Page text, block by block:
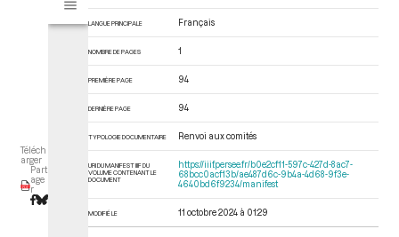
Téléch
arger
Part
age
r
s
i
LANGUE PRINCIPALE Français
NOMBRE DE PAGES 1
PREMIÈRE PAGE 94
DERNIÈRE PAGE 94
TYPOLOGIE DOCUMENTAIRE Renvoi aux comités
URI DU MANIFEST IIIF DU
VOLUME CONTENANT LE
DOCUMENT
https://iiif.persee.fr/b0e2cf11-597c-427d-8ac7-
68bcc0acf13b/ae487d6c-9b4a-4d68-9f3e-
4640bd6f9234/manifest
MODIFIÉ LE 11 octobre 2024 à 01:29